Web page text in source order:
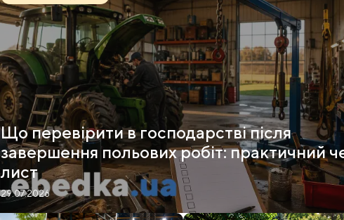
Що перевірити в господарстві після
завершення польових робіт: практичний
лист
29.07.2026